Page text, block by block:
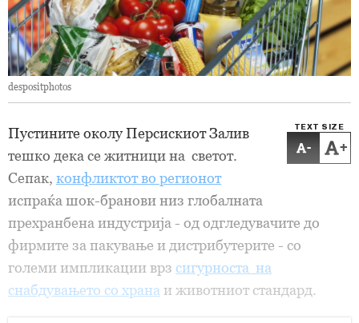
despositphotos
TEXT SIZE
- +
Пустините околу Персискиот Залив
тешко дека се житници на светот.
Сепак, конфликтот во регионот
испраќа шок-бранови низ глобалната
прехранбена индустрија - од одгледувачите до
фирмите за пакување и дистрибутерите - со
големи импликации врз сигурноста на
снабдувањето со храна и животниот стандард.